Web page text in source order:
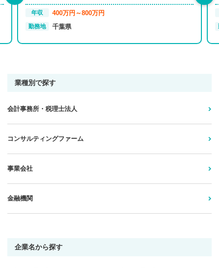
年収 400万円～800万円
勤務地 千葉県
業種別で探す
会計事務所・税理士法人
コンサルティングファーム
事業会社
金融機関
企業名から探す